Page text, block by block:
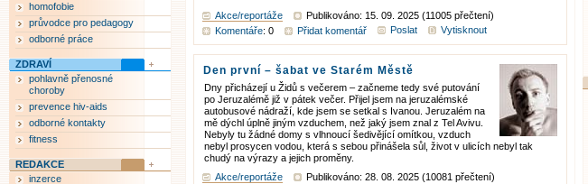
Akce/reportáže
Publikováno: 15. 09. 2025 (11005 přečtení)
Komentáře: 0 Přidat komentář Poslat Vytisknout
Den první – šabat ve Starém Městě
Dny přicházejí u Židů s večerem – začneme tedy své putování
po Jeruzalémě již v pátek večer. Přijel jsem na jeruzalémské
autobusové nádraží, kde jsem se setkal s Ivanou. Jeruzalém na
mě dýchl úplně jiným vzduchem, než jaký jsem znal z Tel Avivu.
Nebyly tu žádné domy s vlhnoucí šedivějící omítkou, vzduch
nebyl prosycen vodou, která s sebou přinášela sůl, život v ulicích nebyl tak
chudý na výrazy a jejich proměny.
Akce/reportáže
Publikováno: 28. 08. 2025 (10081 přečtení)
homofobie
průvodce pro pedagogy
odborné práce
ZDRAVÍ
pohlavně přenosné
choroby
prevence hiv-aids
odborné kontakty
fitness
REDAKCE
inzerce